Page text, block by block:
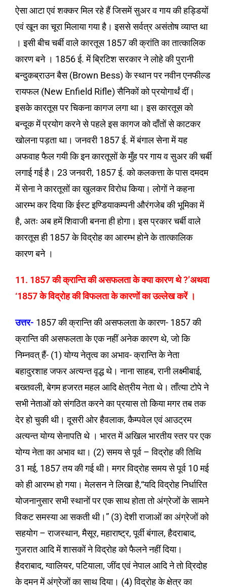
ऐसा आटा एवं शक्कर मिल रहे हैं जिसमें सुअर व गाय की हड्डियों
एवं खून का चूरा मिलाया गया है। इससे सर्वत्र असंतोष व्याप्त था
। इसी बीच चर्बी वाले कारतूस 1857 की क्रांति का तात्कालिक
कारण बने । 1856 ई. में ब्रिटिश सरकार ने लोहे की पुरानी
बन्दुकब्राउन बैस (Brown Bess) के स्थान पर नवीन एनफील्ड
रायफल (New Enfield Rifle) सैनिकों को प्रयोगार्थं दीं।
इसके कारतूस पर चिकना कागज लगा था। इस कारतूस को
बन्दूक में प्रयोग करने से पहले इस कागज को दाँतों से काटकर
खोलना पड़ता था। जनवरी 1857 ई. में बंगाल सेना में यह
अफवाह फैल गयी कि इन कारतूसों के मुँह पर गाय व सुअर की चर्बी
लगाई गई है। 23 जनवरी, 1857 ई. को कलकत्ता के पास दमदम
में सेना ने कारतूसों का खुलकर विरोध किया। लोगों ने कहना
आरम्भ कर दिया कि ईस्ट इण्डियाकम्पनी औरंगजेब की भूमिका में
है, अतः अब हमें शिवाजी बनना ही होगा। इस प्रकार चर्बी वाले
कारतूस ही 1857 के विद्रोह का आरम्भ होने के तात्कालिक
कारण बने ।
11. 1857 की क्रान्ति की असफलता के क्या कारण थे ?’अथवा
‘1857 के विद्रोह की विफलता के कारणों का उल्लेख करें ।
उत्तर- 1857 की क्रान्ति की असफलता के कारण- 1857 की
क्रान्ति की असफलता के एक नहीं अनेक कारण थे, जो कि
निम्नवत् हैं- (1) योग्य नेतृत्व का अभाव- क्रान्ति के नेता
बहादुरशाह जफर अत्यन्त वृद्ध थे। नाना साहब, रानी लक्ष्मीबाई,
बख्तवली, बेगम हजरत महल आदि क्षेत्रीय नेता थे। ताँत्या टोपे ने
सभी नेताओं को संगठित करने का प्रयास तो किया मगर तब तक
देर हो चुकी थी। दूसरी ओर हैवलाक, कैम्पवेल एवं आउट्रम
अत्यन्त योग्य सेनापति थे । भारत में अखिल भारतीय स्तर पर एक
योग्य नेता का अभाव था। (2) समय से पूर्व – विद्रोह की तिथि
31 मई, 1857 तय की गई थी। मगर विद्रोह समय से पूर्व 10 मई
को ही आरम्भ हो गया। मेलसन ने लिखा है,“यदि विद्रोह निर्धारित
योजनानुसार सभी स्थानों पर एक साथ होता तो अंग्रेजों के सामने
विकट समस्या आ सकती थी।” (3) देशी राजाओं का अंग्रेजों को
सहयोग – राजस्थान, मैसूर, महाराष्ट्र, पूर्वी बंगाल, हैदराबाद,
गुजरात आदि में शासकों ने विद्रोह को फैलने नहीं दिया।
हैदराबाद, ग्वालियर, पटियाला, जींद एवं नेपाल आदि ने तो व्रिदोह
के दमन में अंग्रेजों का साथ दिया। (4) विद्रोह के क्षेत्र का